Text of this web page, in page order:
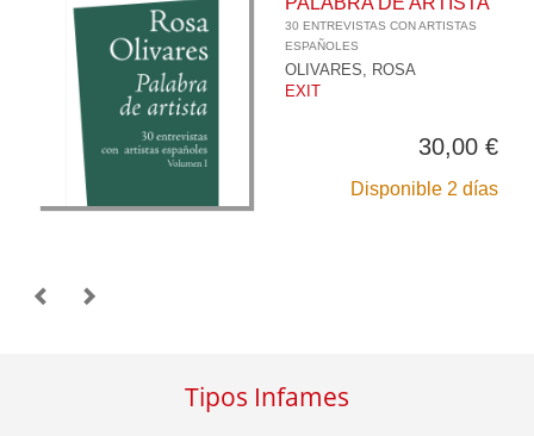
30 ENTREVISTAS CON ARTISTAS
ESPAÑOLES
OLIVARES, ROSA
EXIT
30,00 €
Disponible 2 días
Tipos Infames